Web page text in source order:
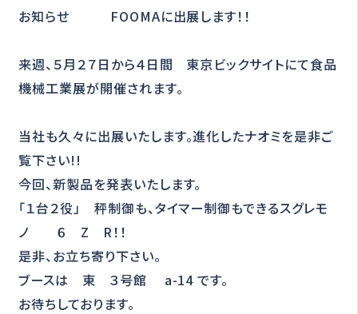
お知らせ FOOMAに出展します！！
来週、５月２７日から４日間 東京ビックサイトにて食品
機械工業展が開催されます。
当社も久々に出展いたします。進化したナオミを是非ご
覧下さい!!
今回、新製品を発表いたします。
「１台２役」 秤制御も、タイマー制御もできるスグレモ
ノ ６ Z R！！
是非、お立ち寄り下さい。
ブースは 東 ３号館 a-14 です。
お待ちしております。